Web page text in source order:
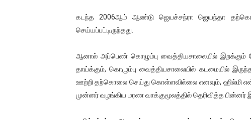
கடந்த 2006ஆம் ஆண்டு ஜெயச்சந்ரா ஜெயந்தா
செய்யப்பட்டிருந்தது.
ஆனால் அப்பெண் கொழும்பு வைத்தியசாலையில் இறக்கும்
தாய்க்கும், கொழும்பு வைத்தியசாலையில் கடமையில்
ஊற்றி தற்கொலை செய்து கொள்ளவில்லை எனவும், ஹில்மி
முன்னர் வழங்கிய மரண வாக்குமூலத்தில் தெரிவித்த பின்னர்